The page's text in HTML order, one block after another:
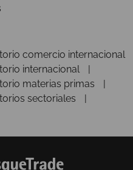
comercio internacional
internacional
materias primas
sectoriales